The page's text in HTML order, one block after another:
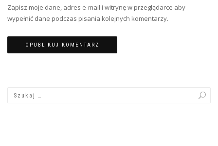
Zapisz moje dane, adres e-mail i witrynę w przeglądarce aby
wypełnić dane podczas pisania kolejnych komentarzy.